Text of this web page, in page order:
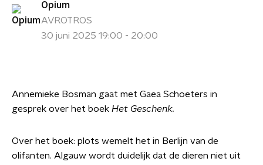
Opium
AVROTROS
30 juni 2025 19:00 - 20:00
Annemieke Bosman gaat met Gaea Schoeters in
gesprek over het boek Het Geschenk.
Over het boek: plots wemelt het in Berlijn van de
olifanten. Algauw wordt duidelijk dat de dieren niet uit